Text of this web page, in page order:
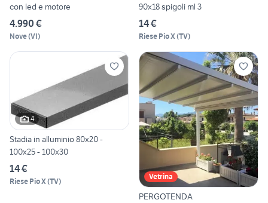
con led e motore
4.990 €
Nove(VI)
90x18 spigoli ml 3
14 €
Riese Pio X(TV)
4
Stadia in alluminio 80x20 -
100x25 - 100x30
14 €
Riese Pio X(TV)
Vetrina
PERGOTENDA